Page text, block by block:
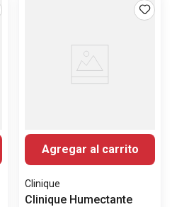
Agregar al carrito
Clinique
Clinique Humectante